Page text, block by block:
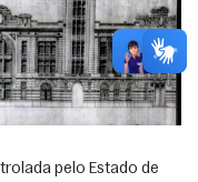
pelo Estado de